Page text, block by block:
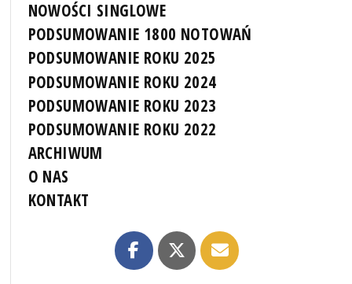
NOWOŚCI SINGLOWE
PODSUMOWANIE 1800 NOTOWAŃ
PODSUMOWANIE ROKU 2025
PODSUMOWANIE ROKU 2024
PODSUMOWANIE ROKU 2023
PODSUMOWANIE ROKU 2022
ARCHIWUM
O NAS
KONTAKT